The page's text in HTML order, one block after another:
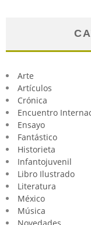
Arte
Artículos
Crónica
Encuentro
Ensayo
Fantástico
Historieta
Infantojuvenil
Libro Ilustrado
Literatura
México
Música
Novedades